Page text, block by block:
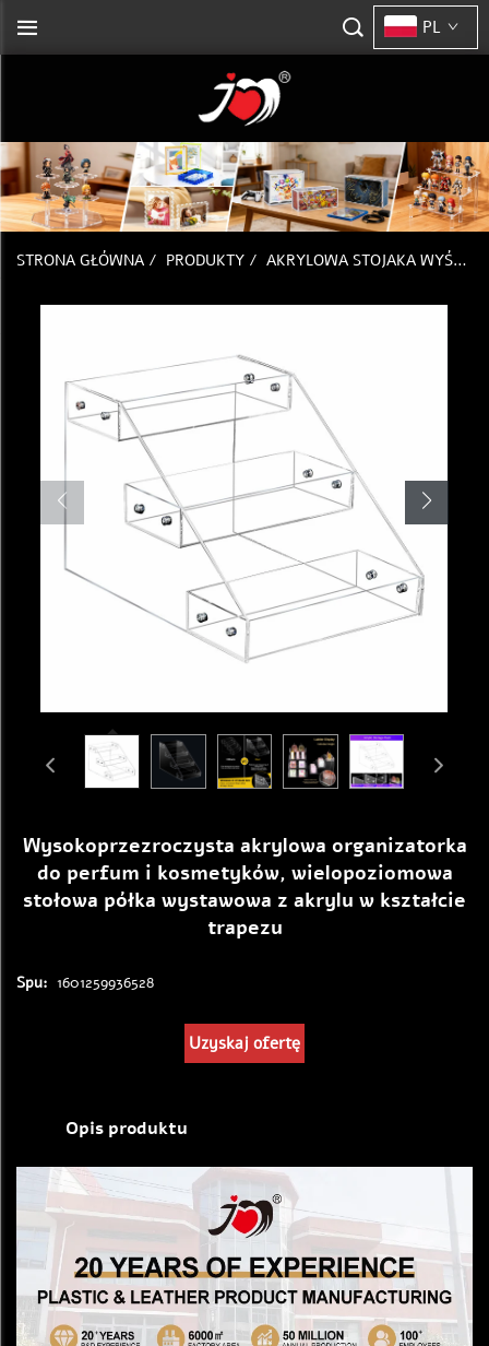
PL
STRONA GŁÓWNA / PRODUKTY / AKRYLOWA STOJAKA WYŚWIETLACZOWA
Wysokoprzezroczysta akrylowa organizatorka
do perfum i kosmetyków, wielopoziomowa
stołowa półka wystawowa z akrylu w kształcie
trapezu
Spu: 1601259936528
Uzyskaj ofertę
Opis produktu